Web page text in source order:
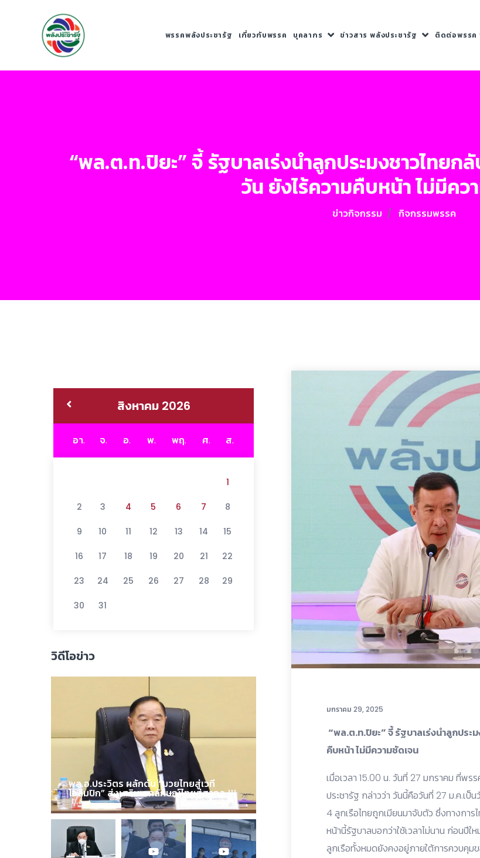
พรรคพลังประชารัฐ เกี่ยวกับพรรค บุคลากร ข่าวสาร พลังประชารัฐ ติดต่อพรรค
“พล.ต.ท.ปิยะ” จี้ รัฐบาลเร่งนำลูกประมงชาวไทย
วัน ยังไร้ความคืบหน้า ไม่มีคว
ข่าวกิจกรรม กิจกรรมพรรค
มกราคม 29, 2025
“พล.ต.ท.ปิยะ” จี้ รัฐบาลเร่งนำลูกปร
คืบหน้า ไม่มีความชัดเจน
เมื่อเวลา 15.00 น. วันที่ 27 มกราคม ที่พ
ประชารัฐ กล่าวว่า วันนี้คือวันที่ 27 ม.ค.เป็
4 ลูกเรือไทยถูกเมียนมาจับตัว ซึ่งทางกา
หน้านี้รัฐบาลบอกว่าใช้เวลาไม่นาน ก่อนปี
ลูกเรือทั้งหมดยังคงอยู่ภายใต้การควบคุม
สิงหาคม 2026
อา. จ. อ. พ. พฤ. ศ. ส.
1
2 3 4 5 6 7 8
9 10 11 12 13 14 15
16 17 18 19 20 21 22
23 24 25 26 27 28 29
30 31
วิดีโอข่าว
พล.อ.ประวิตร ผลักดัน “มวยไทยสู่เวที
โอลิมปิก” ส่งเสริมเอกลักษณ์ไทยสู่สากล !!!